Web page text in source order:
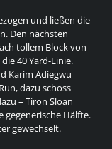
und ließen die
Den nächsten
tollem Block von
40 Yard-Linie.
Karim Adiegwu
dazu schoss
– Tiron Sloan
gegenerische Hälfte.
gewechselt.